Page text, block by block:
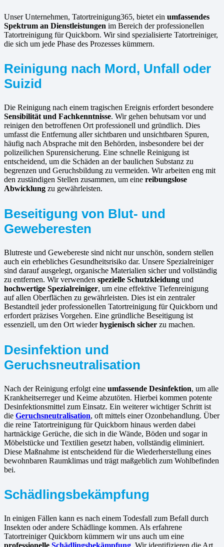
Unser Unternehmen, Tatortreinigung365, bietet ein umfassendes
Spektrum an Dienstleistungen im Bereich der professionellen
Tatortreinigung für Quickborn. Wir sind spezialisierte Tatortreiniger,
die sich um jede Phase des Prozesses kümmern.
Reinigung nach Mord, Unfall oder
Suizid
Die Reinigung nach einem tragischen Ereignis erfordert besondere
Sensibilität und Fachkenntnisse. Wir gehen behutsam vor und
reinigen den betroffenen Ort professionell und gründlich. Dies
umfasst die Entfernung aller sichtbaren und unsichtbaren Spuren,
häufig nach Absprache mit den Behörden, insbesondere bei der
polizeilichen Spurensicherung. Eine schnelle Reinigung ist
entscheidend, um die Schäden an der baulichen Substanz zu
begrenzen und Geruchsbildung zu vermeiden. Wir arbeiten eng mit
den zuständigen Stellen zusammen, um eine reibungslose
Abwicklung zu gewährleisten.
Beseitigung von Blut- und
Geweberesten
Blutreste und Gewebereste sind nicht nur unschön, sondern stellen
auch ein erhebliches Gesundheitsrisiko dar. Unsere Spezialreiniger
sind darauf ausgelegt, organische Materialien sicher und vollständig
zu entfernen. Wir verwenden spezielle Schutzkleidung und
hochwertige Spezialreiniger, um eine effektive Tiefenreinigung
auf allen Oberflächen zu gewährleisten. Dies ist ein zentraler
Bestandteil jeder professionellen Tatortreinigung für Quickborn und
erfordert präzises Vorgehen. Eine gründliche Beseitigung ist
essenziell, um den Ort wiederhygienisch sicher zu machen.
Desinfektion und
Geruchsneutralisation
Nach der Reinigung erfolgt eine umfassende Desinfektion, um alle
Krankheitserreger und Keime abzutöten. Hierbei kommen potente
Desinfektionsmittel zum Einsatz. Ein weiterer wichtiger Schritt ist
die Geruchsneutralisation, oft mittels einer Ozonbehandlung. Über
die reine Tatortreinigung für Quickborn hinaus werden dabei
hartnäckige Gerüche, die sich in die Wände, Böden und sogar in
Möbelstücke und Textilien gesetzt haben, vollständig eliminiert.
Diese Maßnahme ist entscheidend für die Wiederherstellung eines
bewohnbaren Raumklimas und trägt maßgeblich zum Wohlbefinden
bei.
Schädlingsbekämpfung
In einigen Fällen kann es nach einem Todesfall zum Befall durch
Insekten oder andere Schädlinge kommen. Als erfahrene
Tatortreiniger Quickborn kümmern wir uns auch um eine